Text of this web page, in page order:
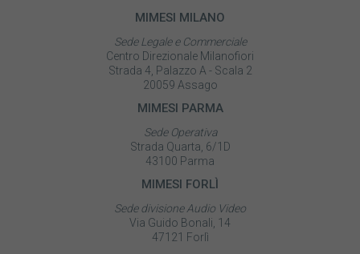
MIMESI MILANO
Sede Legale e Commerciale
Centro Direzionale Milanofiori
Strada 4, Palazzo A - Scala 2
20059 Assago
MIMESI PARMA
Sede Operativa
Strada Quarta, 6/1D
43100 Parma
MIMESI FORLÌ
Sede divisione Audio Video
Via Guido Bonali, 14
47121 Forlì